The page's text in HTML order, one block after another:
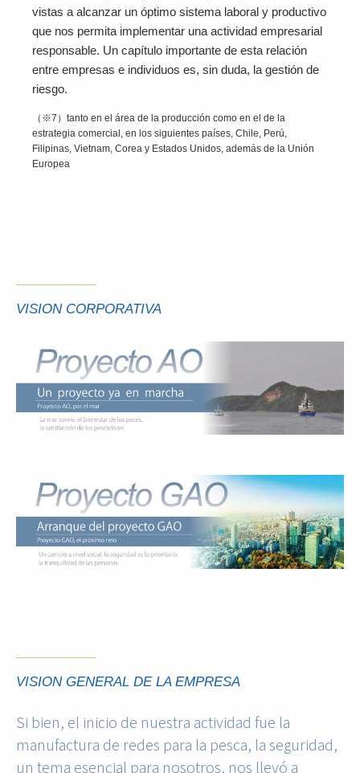
vistas a alcanzar un óptimo sistema laboral y productivo
que nos permita implementar una actividad empresarial
responsable. Un capítulo importante de esta relación
entre empresas e individuos es, sin duda, la gestión de
riesgo.
（※7）tanto en el área de la producción como en el de la
estrategia comercial, en los siguientes países, Chile, Perú,
Filipinas, Vietnam, Corea y Estados Unidos, además de la Unión
Europea
VISION CORPORATIVA
VISION GENERAL DE LA EMPRESA
Si bien, el inicio de nuestra actividad fue la
manufactura de redes para la pesca, la seguridad,
un tema esencial para nosotros, nos llevó a